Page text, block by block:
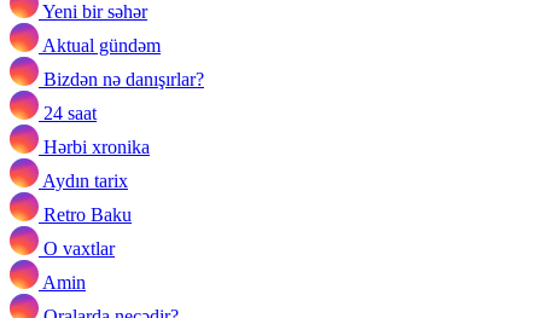
Yeni bir səhər
Aktual gündəm
Bizdən nə danışırlar?
24 saat
Hərbi xronika
Aydın tarix
Retro Baku
O vaxtlar
Amin